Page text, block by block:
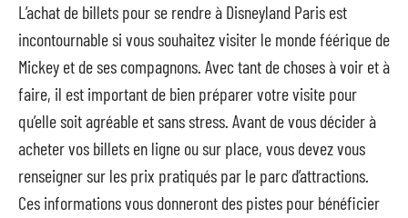
L’achat de billets pour se rendre à Disneyland Paris est
incontournable si vous souhaitez visiter le monde féérique de
Mickey et de ses compagnons. Avec tant de choses à voir et à
faire, il est important de bien préparer votre visite pour
qu’elle soit agréable et sans stress. Avant de vous décider à
acheter vos billets en ligne ou sur place, vous devez vous
renseigner sur les prix pratiqués par le parc d’attractions.
Ces informations vous donneront des pistes pour bénéficier